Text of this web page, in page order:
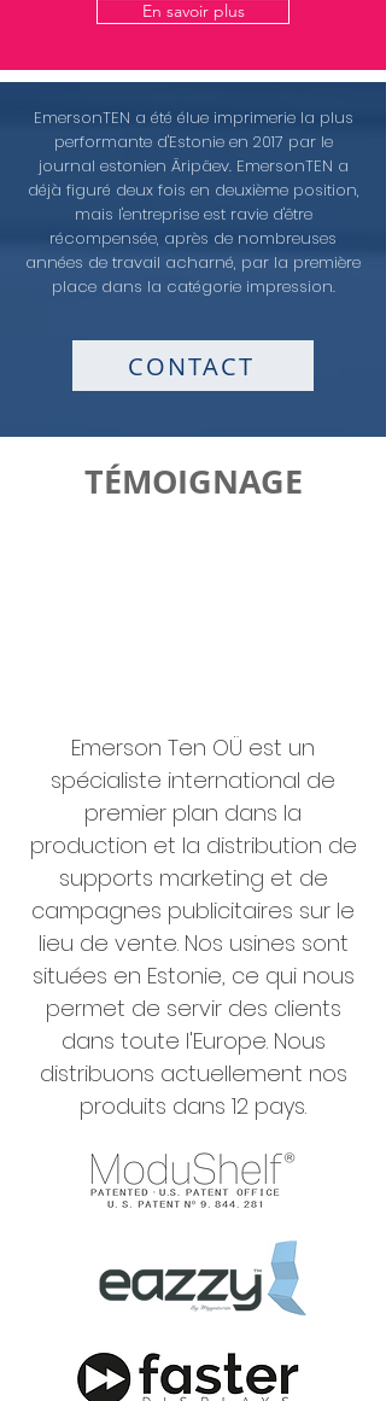
En savoir plus
EmersonTEN a été élue imprimerie la plus
performante d'Estonie en 2017 par le
journal estonien Äripäev. EmersonTEN a
déjà figuré deux fois en deuxième position,
mais l'entreprise est ravie d'être
récompensée, après de nombreuses
années de travail acharné, par la première
place dans la catégorie impression.
CONTACT
TÉMOIGNAGE
Emerson Ten OÜ est un
spécialiste international de
premier plan dans la
production et la distribution de
supports marketing et de
campagnes publicitaires sur le
lieu de vente. Nos usines sont
situées en Estonie, ce qui nous
permet de servir des clients
dans toute l'Europe. Nous
distribuons actuellement nos
produits dans 12 pays.